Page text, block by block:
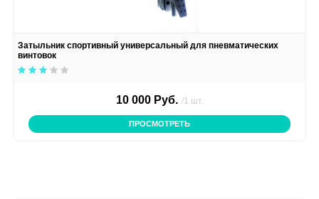
Затыльник спортивный универсальный для пневматических
винтовок
10 000 Руб. /1 шт.
ПРОСМОТРЕТЬ